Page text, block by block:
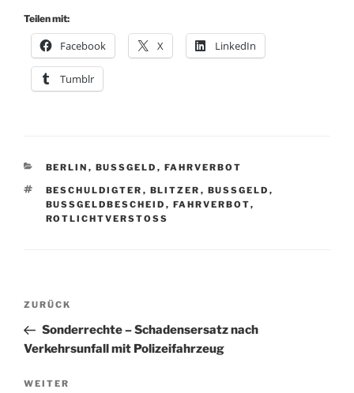
Teilen mit:
Facebook X LinkedIn
Tumblr
KATEGORIEN
BERLIN , BUSSGELD , FAHRVERBOT
SCHLAGWÖRTER
BESCHULDIGTER , BLITZER , BUSSGELD
,
BUSSGELDBESCHEID
, FAHRVERBOT,
ROTLICHTVERSTOSS
Beitragsnavigation
Vorheriger
Beitrag
ZURÜCK
Sonderrechte – Schadensersatz nach
Verkehrsunfall mit Polizeifahrzeug
Nächster
WEITER